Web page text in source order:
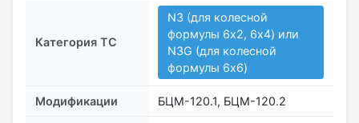
Категория ТС
N3 (для колесной
формулы 6x2, 6х4) или
N3G (для колесной
формулы 6х6)
Модификации БЦМ-120.1, БЦМ-120.2